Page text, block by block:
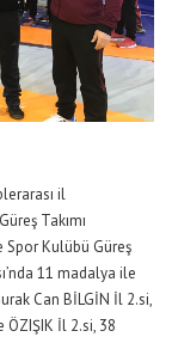
il
Takımı
Spor Kulübü Güreş
11 madalya ile
Can BİLGİN İl 2.si,
ÖZIŞIK İl 2.si, 38